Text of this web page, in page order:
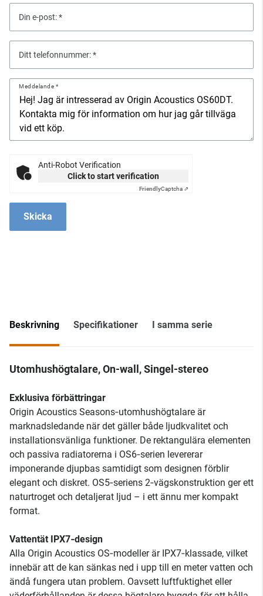
Din e-post:
Ditt telefonnummer:
Meddelande
Anti-Robot Verification
Click to start verification
FriendlyCaptcha ⇗
Skicka
Beskrivning Specifikationer I samma serie
Utomhushögtalare, On-wall, Singel-stereo
Exklusiva förbättringar
Origin Acoustics Seasons‑utomhushögtalare är
marknadsledande när det gäller både ljudkvalitet och
installationsvänliga funktioner. De rektangulära elementen
och passiva radiatorerna i OS6‑serien levererar
imponerande djupbas samtidigt som designen förblir
elegant och diskret. OS5‑seriens 2‑vägskonstruktion ger ett
naturtroget och detaljerat ljud – i ett ännu mer kompakt
format.
Vattentät IPX7‑design
Alla Origin Acoustics OS‑modeller är IPX7‑klassade, vilket
innebär att de kan sänkas ned i upp till en meter vatten och
ändå fungera utan problem. Oavsett luftfuktighet eller